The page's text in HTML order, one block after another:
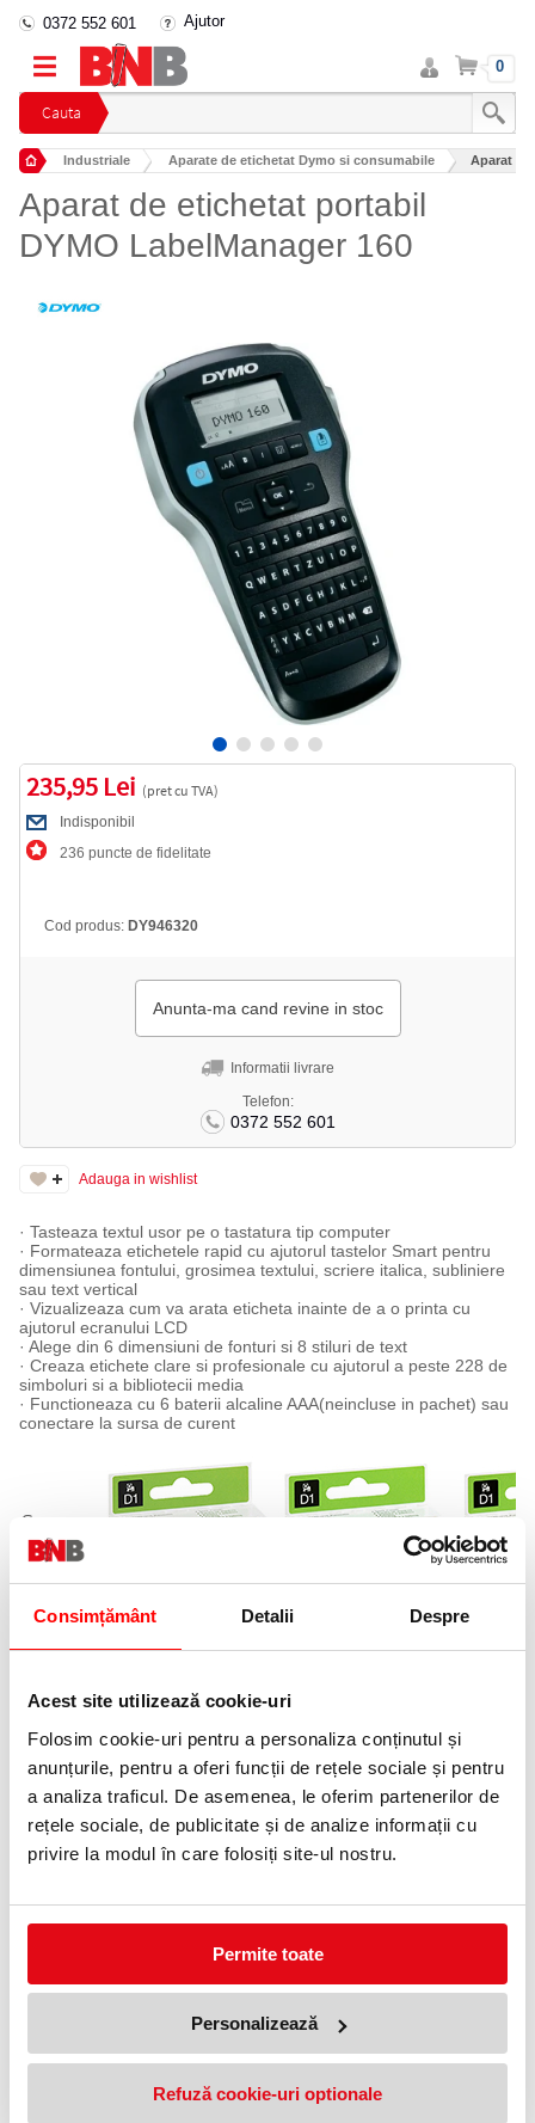
Consimțământ Detalii Despre
Acest site utilizează cookie-uri
Folosim cookie-uri pentru a personaliza conținutul și
anunțurile, pentru a oferi funcții de rețele sociale și pentru
a analiza traficul. De asemenea, le oferim partenerilor de
rețele sociale, de publicitate și de analize informații cu
privire la modul în care folosiți site-ul nostru.
Permite toate
Personalizează
Refuză cookie-uri optionale
Cauta
0372 552 601 Ajutor
Intra
in
cont
Cos 0
Industriale Aparate de etichetat Dymo si consumabile Aparat de
Aparat de etichetat portabil
DYMO LabelManager 160
235,95 Lei (pret cu TVA)
Indisponibil
236 puncte de fidelitate
Cod produs: DY946320
Anunta-ma cand revine in stoc
Informatii livrare
Telefon:
0372 552 601
Adauga in wishlist
· Tasteaza textul usor pe o tastatura tip computer
· Formateaza etichetele rapid cu ajutorul tastelor Smart pentru
dimensiunea fontului, grosimea textului, scriere italica, subliniere
sau text vertical
· Vizualizeaza cum va arata eticheta inainte de a o printa cu
ajutorul ecranului LCD
· Alege din 6 dimensiuni de fonturi si 8 stiluri de text
· Creaza etichete clare si profesionale cu ajutorul a peste 228 de
simboluri si a bibliotecii media
· Functioneaza cu 6 baterii alcaline AAA(neincluse in pachet) sau
conectare la sursa de curent
Se
utilizeaza
cu
benzile
D1
ACCESORII
PRODUSE SIMILARE
alb Dymo
(pret cu TVA)
galben Dymo
86,83 lei(pret cu TVA)